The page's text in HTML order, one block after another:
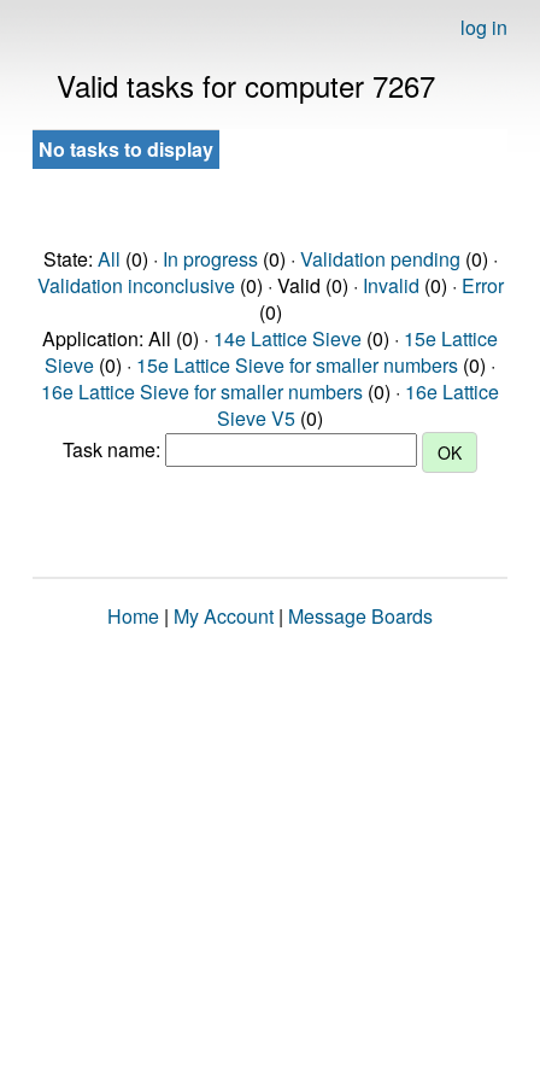
log in
Valid tasks for computer 7267
No tasks to display
State: All (0) · In progress(0) · Validation pending (0) ·
Validation inconclusive(0) · Valid (0) · Invalid (0) · Error
(0)
Application: All (0) · 14e Lattice Sieve (0) · 15e Lattice
Sieve (0) · 15e Lattice Sieve for smaller numbers (0) ·
16e Lattice Sieve for smaller numbers (0) · 16e Lattice
Sieve V5 (0)
Task name:
Home | My Account | Message Boards